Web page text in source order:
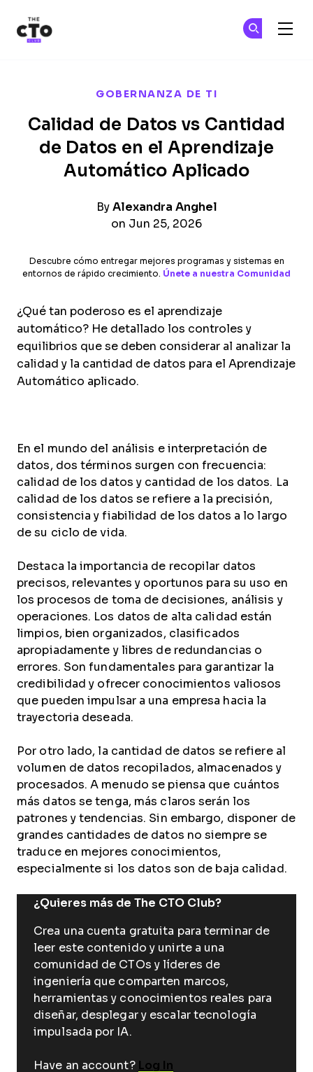
GOBERNANZA DE TI
Calidad de Datos vs Cantidad
de Datos en el Aprendizaje
Automático Aplicado
By Alexandra Anghel
on Jun 25, 2026
Descubre cómo entregar mejores programas y sistemas en
entornos de rápido crecimiento. Únete a nuestra Comunidad
¿Qué tan poderoso es el aprendizaje
automático? He detallado los controles y
equilibrios que se deben considerar al analizar la
calidad y la cantidad de datos para el Aprendizaje
Automático aplicado.
En el mundo del análisis e interpretación de
datos, dos términos surgen con frecuencia:
calidad de los datos y cantidad de los datos. La
calidad de los datos se refiere a la precisión,
consistencia y fiabilidad de los datos a lo largo
de su ciclo de vida.
Destaca la importancia de recopilar datos
precisos, relevantes y oportunos para su uso en
los procesos de toma de decisiones, análisis y
operaciones. Los datos de alta calidad están
limpios, bien organizados, clasificados
apropiadamente y libres de redundancias o
errores. Son fundamentales para garantizar la
credibilidad y ofrecer conocimientos valiosos
que pueden impulsar a una empresa hacia la
trayectoria deseada.
Por otro lado, la cantidad de datos se refiere al
volumen de datos recopilados, almacenados y
procesados. A menudo se piensa que cuántos
más datos se tenga, más claros serán los
patrones y tendencias. Sin embargo, disponer de
grandes cantidades de datos no siempre se
traduce en mejores conocimientos,
especialmente si los datos son de baja calidad.
¿Quieres más de The CTO Club?
Crea una cuenta gratuita para terminar de
leer este contenido y unirte a una
comunidad de CTOs y líderes de
ingeniería que comparten marcos,
herramientas y conocimientos reales para
diseñar, desplegar y escalar tecnología
impulsada por IA.
Have an account? Log In